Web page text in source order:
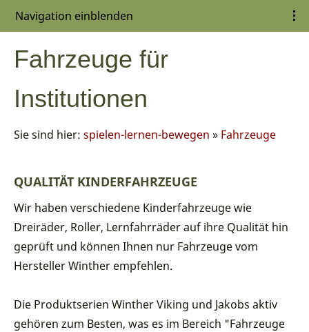
Navigation einblenden
Fahrzeuge für
Institutionen
Sie sind hier: spielen-lernen-bewegen » Fahrzeuge
QUALITÄT KINDERFAHRZEUGE
Wir haben verschiedene Kinderfahrzeuge wie
Dreiräder, Roller, Lernfahrräder auf ihre Qualität hin
geprüft und können Ihnen nur Fahrzeuge vom
Hersteller Winther empfehlen.
Die Produktserien Winther Viking und Jakobs aktiv
gehören zum Besten, was es im Bereich "Fahrzeuge